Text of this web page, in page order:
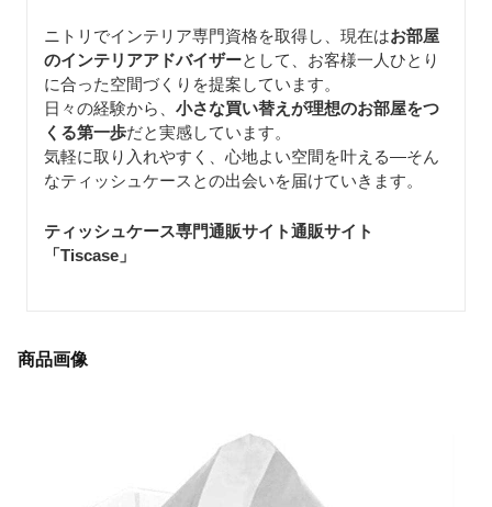
ニトリでインテリア専門資格を取得し、現在はお部屋
のインテリアアドバイザーとして、お客様一人ひとり
に合った空間づくりを提案しています。
日々の経験から、 小さな買い替えが理想のお部屋をつ
くる第一歩だと実感しています。
気軽に取り入れやすく、心地よい空間を叶える—そん
なティッシュケースとの出会いを届けていきます。
ティッシュケース専門通販サイト通販サイト
「Tiscase 」
商品画像